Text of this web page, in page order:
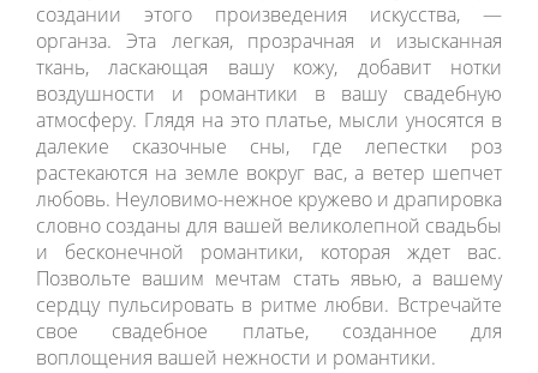
создании этого произведения искусства, —
органза. Эта легкая, прозрачная и изысканная
ткань, ласкающая вашу кожу, добавит нотки
воздушности и романтики в вашу свадебную
атмосферу. Глядя на это платье, мысли уносятся в
далекие сказочные сны, где лепестки роз
растекаются на земле вокруг вас, а ветер шепчет
любовь. Неуловимо-нежное кружево и драпировка
словно созданы для вашей великолепной свадьбы
и бесконечной романтики, которая ждет вас.
Позвольте вашим мечтам стать явью, а вашему
сердцу пульсировать в ритме любви. Встречайте
свое свадебное платье, созданное для
воплощения вашей нежности и романтики.